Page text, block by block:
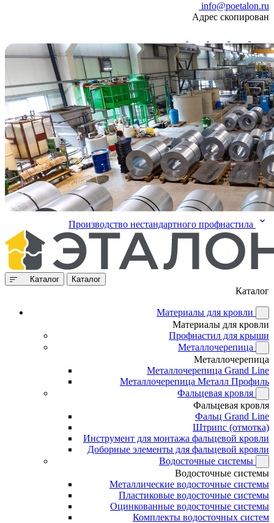
info@poetalon.ru
Адрес скопирован
Производство нестандартного профнастила
Каталог Каталог
Каталог
Материалы для кровли
Материалы для кровли
Профнастил для крыши
Металлочерепица
Металлочерепица
Металлочерепица Grand Line
Металлочерепица Металл Профиль
Фальцевая кровля
Фальцевая кровля
Фальц Grand Line
Штрипс (отмотка)
Инструмент для монтажа фальцевой кровли
Доборные элементы для фальцевой кровли
Водосточные системы
Водосточные системы
Металлические водосточные системы
Пластиковые водосточные системы
Оцинкованные водосточные системы
Комплекты водосточных систем